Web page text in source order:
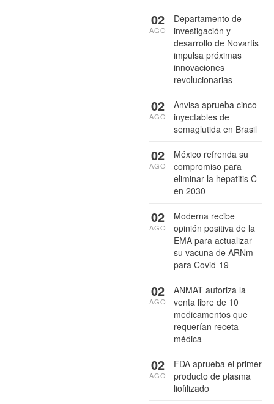
Departamento de
investigación y
desarrollo de Novartis
impulsa próximas
innovaciones
revolucionarias
02
AGO
Anvisa aprueba cinco
inyectables de
semaglutida en Brasil
02
AGO
México refrenda su
compromiso para
eliminar la hepatitis C
en 2030
02
AGO
Moderna recibe
opinión positiva de la
EMA para actualizar
su vacuna de ARNm
para Covid-19
02
AGO
ANMAT autoriza la
venta libre de 10
medicamentos que
requerían receta
médica
02
AGO
FDA aprueba el primer
producto de plasma
liofilizado
02
AGO